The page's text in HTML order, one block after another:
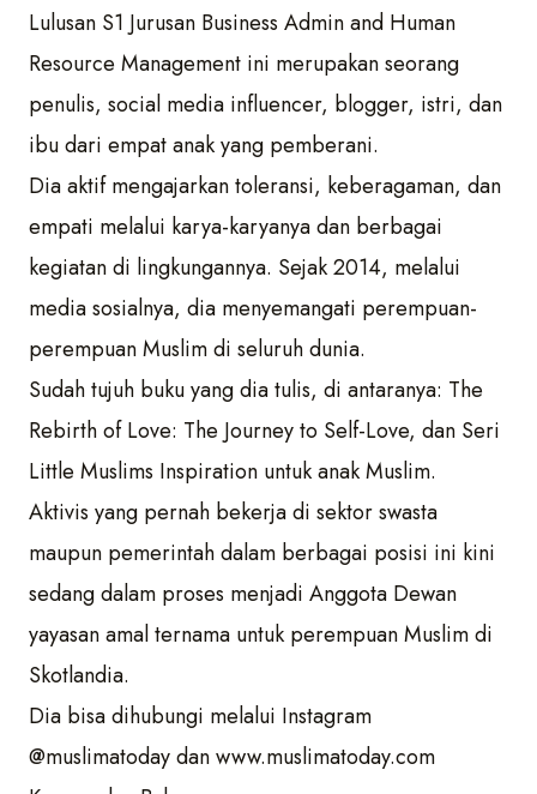
Lulusan S1 Jurusan Business Admin and Human
Resource Management ini merupakan seorang
penulis, social media influencer, blogger, istri, dan
ibu dari empat anak yang pemberani.
Dia aktif mengajarkan toleransi, keberagaman, dan
empati melalui karya-karyanya dan berbagai
kegiatan di lingkungannya. Sejak 2014, melalui
media sosialnya, dia menyemangati perempuan-
perempuan Muslim di seluruh dunia.
Sudah tujuh buku yang dia tulis, di antaranya: The
Rebirth of Love: The Journey to Self-Love, dan Seri
Little Muslims Inspiration untuk anak Muslim.
Aktivis yang pernah bekerja di sektor swasta
maupun pemerintah dalam berbagai posisi ini kini
sedang dalam proses menjadi Anggota Dewan
yayasan amal ternama untuk perempuan Muslim di
Skotlandia.
Dia bisa dihubungi melalui Instagram
@muslimatoday dan www.muslimatoday.com